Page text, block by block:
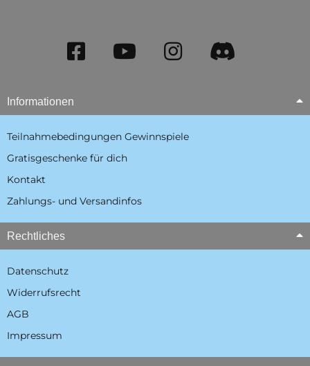
Informationen
Teilnahmebedingungen Gewinnspiele
Gratisgeschenke für dich
Kontakt
Zahlungs- und Versandinfos
Rechtliches
Datenschutz
Widerrufsrecht
AGB
Impressum